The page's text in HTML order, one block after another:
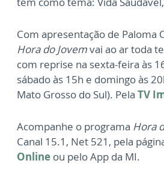
Com apresentação de Paloma
Hora do Jovemvai ao ar toda
com reprise na sexta-feira às
sábado às 15h e domingo às
Mato Grosso do Sul). Pela TV
Acompanhe o programa Hora
Canal 15.1, Net 521, pela
Online ou pelo App da MI.